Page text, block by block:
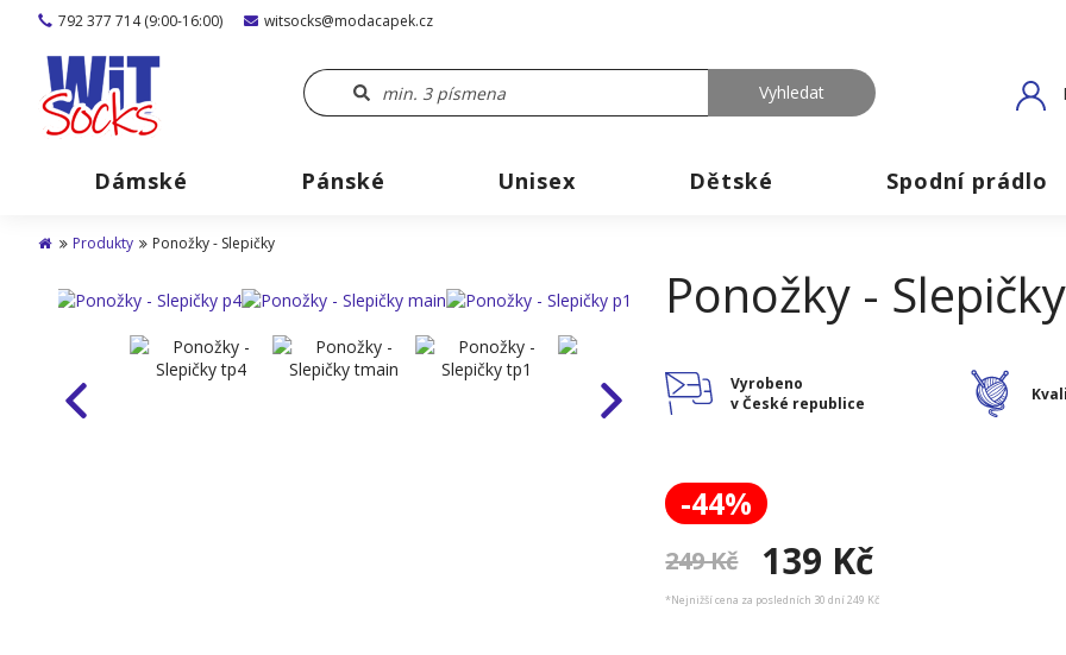
792 377 714 (9:00-16:00) witsocks@modacapek.cz
Dámské Pánské Unisex Dětské Spodní prádlo
Produkty Ponožky - Slepičky
Ponožky - Slepičky
Vyrobeno
v České republice
-44%
249 Kč 139 Kč
*Nejnižší cena za posledních 30 dní 249 Kč